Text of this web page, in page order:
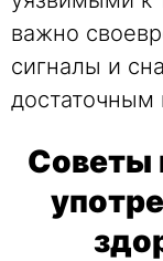
важно
сигналы и
достаточным
Советы